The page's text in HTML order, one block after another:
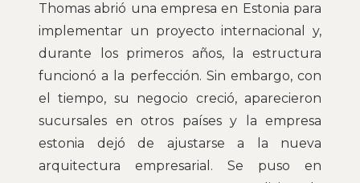
Thomas abrió una empresa en Estonia para
implementar un proyecto internacional y,
durante los primeros años, la estructura
funcionó a la perfección. Sin embargo, con
el tiempo, su negocio creció, aparecieron
sucursales en otros países y la empresa
estonia dejó de ajustarse a la nueva
arquitectura empresarial. Se puso en